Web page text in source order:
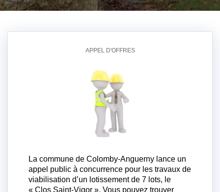
APPEL D'OFFRES
La commune de Colomby-Anguerny lance un
appel public à concurrence pour les travaux de
viabilisation d’un lotissement de 7 lots, le
« Clos Saint-Vigor ». Vous pouvez trouver